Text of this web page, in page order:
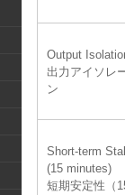
Output
出力アイソレ
ン
Short-term
(15 minutes)
短期安定性（